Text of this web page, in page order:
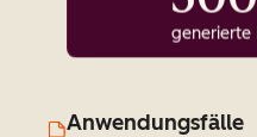
generierte
Anwendungsfälle